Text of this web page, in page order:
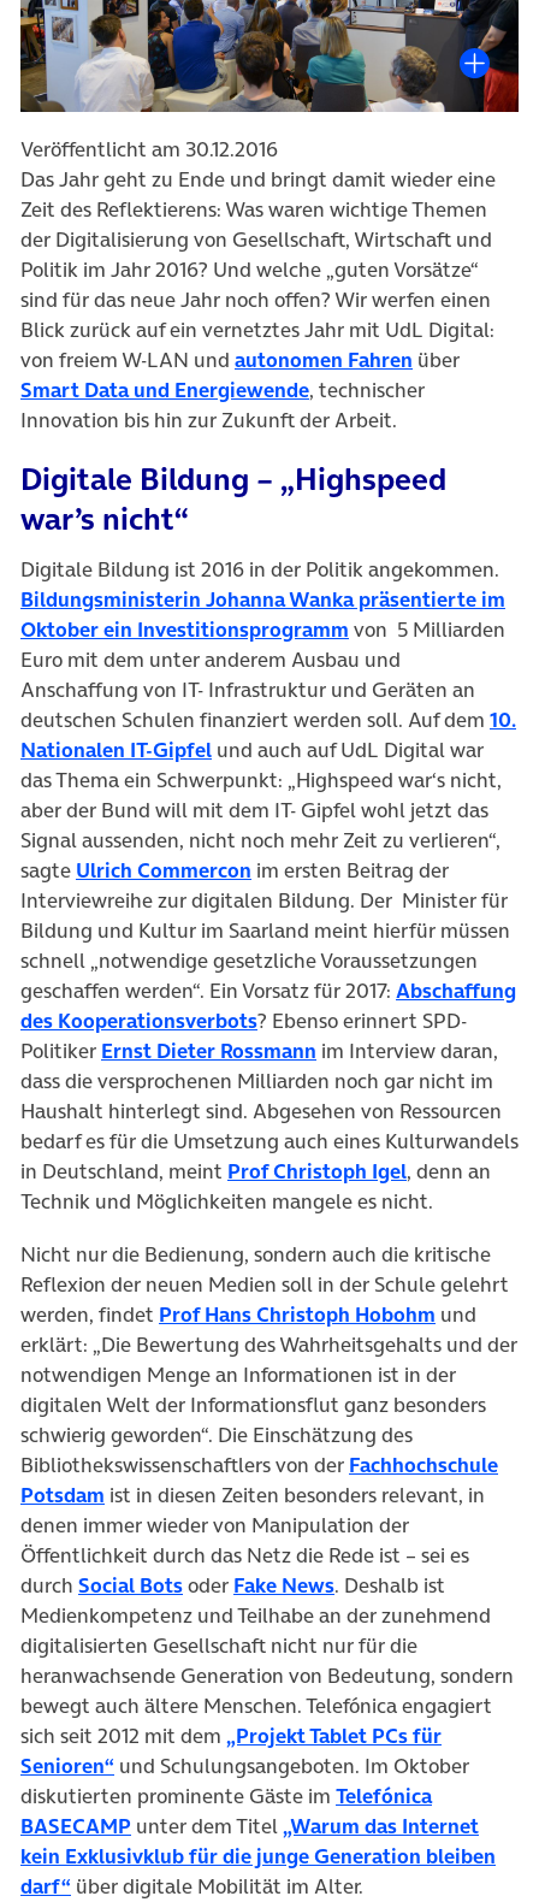
Veröffentlicht am 30.12.2016
Das Jahr geht zu Ende und bringt damit wieder eine
Zeit des Reflektierens: Was waren wichtige Themen
der Digitalisierung von Gesellschaft, Wirtschaft und
Politik im Jahr 2016? Und welche „guten Vorsätze“
sind für das neue Jahr noch offen? Wir werfen einen
Blick zurück auf ein vernetztes Jahr mit UdL Digital:
von freiem W-LAN und autonomen Fahren (öffnet in
über
Smart Data und Energiewende(öffnet in neuem Tab)
, technischer
Innovation bis hin zur Zukunft der Arbeit.
Digitale Bildung – „Highspeed
war’s nicht“
Digitale Bildung ist 2016 in der Politik angekommen.
Bildungsministerin Johanna Wanka präsentierte im
Oktober ein Investitionsprogramm (öffnet in neuem
von 5 Milliarden
Euro mit dem unter anderem Ausbau und
Anschaffung von IT- Infrastruktur und Geräten an
deutschen Schulen finanziert werden soll. Auf dem 10.
Nationalen IT-Gipfel(öffnet in neuem Tab)
und auch auf UdL Digital war
das Thema ein Schwerpunkt: „Highspeed war‘s nicht,
aber der Bund will mit dem IT- Gipfel wohl jetzt das
Signal aussenden, nicht noch mehr Zeit zu verlieren“,
sagte Ulrich Commercon (öffnet in neuem Tab)
im ersten Beitrag der
Interviewreihe zur digitalen Bildung. Der Minister für
Bildung und Kultur im Saarland meint hierfür müssen
schnell „notwendige gesetzliche Voraussetzungen
geschaffen werden“. Ein Vorsatz für 2017: Abschaffung
des Kooperationsverbots(öffnet in neuem Tab)
? Ebenso erinnert SPD-
Politiker Ernst Dieter Rossmann (öffnet in neuem Tab)
im Interview daran,
dass die versprochenen Milliarden noch gar nicht im
Haushalt hinterlegt sind. Abgesehen von Ressourcen
bedarf es für die Umsetzung auch eines Kulturwandels
in Deutschland, meint Prof Christoph Igel, denn an
Technik und Möglichkeiten mangele es nicht.
Nicht nur die Bedienung, sondern auch die kritische
Reflexion der neuen Medien soll in der Schule gelehrt
werden, findet Prof Hans Christoph Hobohm (öffnet in
und
erklärt: „Die Bewertung des Wahrheitsgehalts und der
notwendigen Menge an Informationen ist in der
digitalen Welt der Informationsflut ganz besonders
schwierig geworden“. Die Einschätzung des
Bibliothekswissenschaftlers von der Fachhochschule
Potsdam ist in diesen Zeiten besonders relevant, in
denen immer wieder von Manipulation der
Öffentlichkeit durch das Netz die Rede ist – sei es
durch Social Bots(öffnet in neuem Tab)
oder Fake News(öffnet in neuem Tab)
. Deshalb ist
Medienkompetenz und Teilhabe an der zunehmend
digitalisierten Gesellschaft nicht nur für die
heranwachsende Generation von Bedeutung, sondern
bewegt auch ältere Menschen. Telefónica engagiert
sich seit 2012 mit dem „Projekt Tablet PCs für
Senioren“ (öffnet in neuem Tab)
und Schulungsangeboten. Im Oktober
diskutierten prominente Gäste im Telefónica
BASECAMP (öffnet in neuem Tab)
unter dem Titel„Warum das Internet
kein Exklusivklub für die junge Generation bleiben
darf“ (öffnet in neuem Tab)
über digitale Mobilität im Alter.